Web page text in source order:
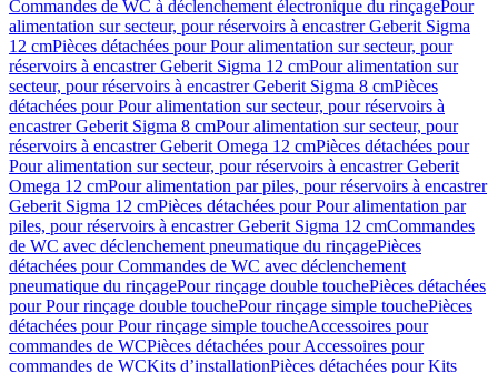
Commandes de WC à déclenchement électronique du rinçagePour
alimentation sur secteur, pour réservoirs à encastrer Geberit Sigma
12 cmPièces détachées pour Pour alimentation sur secteur, pour
réservoirs à encastrer Geberit Sigma 12 cmPour alimentation sur
secteur, pour réservoirs à encastrer Geberit Sigma 8 cmPièces
détachées pour Pour alimentation sur secteur, pour réservoirs à
encastrer Geberit Sigma 8 cmPour alimentation sur secteur, pour
réservoirs à encastrer Geberit Omega 12 cmPièces détachées pour
Pour alimentation sur secteur, pour réservoirs à encastrer Geberit
Omega 12 cmPour alimentation par piles, pour réservoirs à encastrer
Geberit Sigma 12 cmPièces détachées pour Pour alimentation par
piles, pour réservoirs à encastrer Geberit Sigma 12 cmCommandes
de WC avec déclenchement pneumatique du rinçagePièces
détachées pour Commandes de WC avec déclenchement
pneumatique du rinçagePour rinçage double touchePièces détachées
pour Pour rinçage double touchePour rinçage simple touchePièces
détachées pour Pour rinçage simple toucheAccessoires pour
commandes de WCPièces détachées pour Accessoires pour
commandes de WCKits d’installationPièces détachées pour Kits